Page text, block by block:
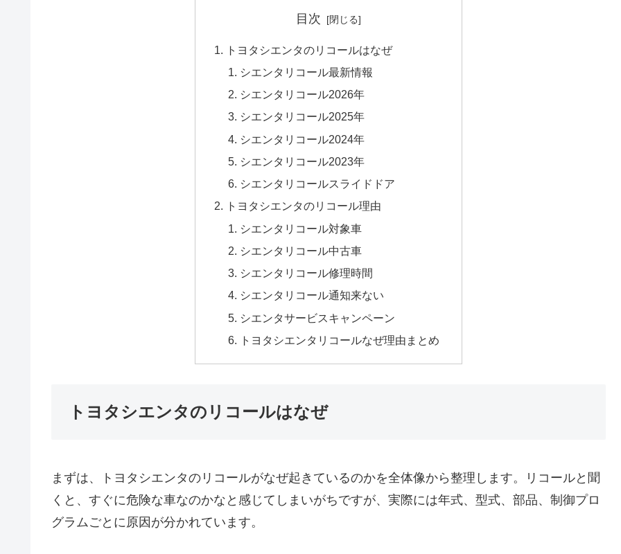
目次
トヨタシエンタのリコールはなぜ
シエンタリコール最新情報
シエンタリコール2026年
シエンタリコール2025年
シエンタリコール2024年
シエンタリコール2023年
シエンタリコールスライドドア
トヨタシエンタのリコール理由
シエンタリコール対象車
シエンタリコール中古車
シエンタリコール修理時間
シエンタリコール通知来ない
シエンタサービスキャンペーン
トヨタシエンタリコールなぜ理由まとめ
トヨタシエンタのリコールはなぜ
まずは、トヨタシエンタのリコールがなぜ起きているのかを全体像から整理します。リコールと聞
くと、すぐに危険な車なのかなと感じてしまいがちですが、実際には年式、型式、部品、制御プロ
グラムごとに原因が分かれています。